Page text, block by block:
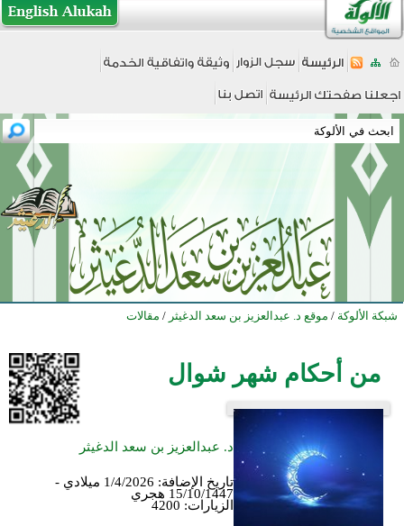
شبكة الألوكة / موقع د. عبدالعزيز بن سعد الدغيثر / مقالات
من أحكام شهر شوال
د. عبدالعزيز بن سعد الدغيثر
تاريخ الإضافة:
1/4/2026 ميلادي -
15/10/1447 هجري
الزيارات: 4200